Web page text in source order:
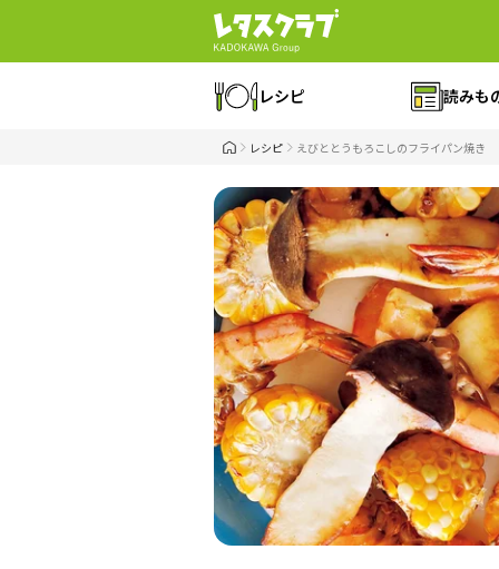
レシピ 読みも
レシピ えびととうもろこしのフライパン焼き